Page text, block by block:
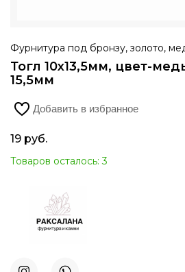
Фурнитура под бронзу, золото,
Тогл 10х13,5мм, цвет-
15,5мм
Добавить в избранное
19 руб.
Товаров осталось: 3